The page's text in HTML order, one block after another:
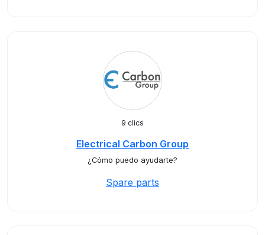
9 clics
Electrical Carbon Group
¿Cómo puedo ayudarte?
Spare parts